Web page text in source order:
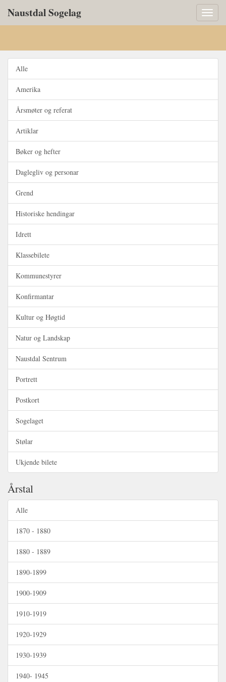
Toggle
Naustdal Sogelag
Alle
Amerika
Årsmøter og referat
Artiklar
Bøker og hefter
Daglegliv og personar
Grend
Historiske hendingar
Idrett
Klassebilete
Kommunestyrer
Konfirmantar
Kultur og Høgtid
Natur og Landskap
Naustdal Sentrum
Portrett
Postkort
Sogelaget
Stølar
Ukjende bilete
Årstal
Alle
1870 - 1880
1880 - 1889
1890-1899
1900-1909
1910-1919
1920-1929
1930-1939
1940- 1945